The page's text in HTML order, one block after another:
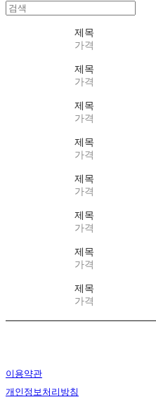
제목
가격
제목
가격
제목
가격
제목
가격
제목
가격
제목
가격
제목
가격
제목
가격
이용약관
개인정보처리방침